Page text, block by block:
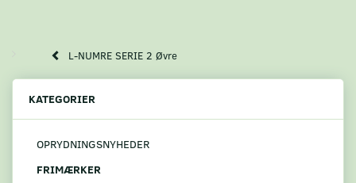
L-NUMRE SERIE 2 Øvre
KATEGORIER
OPRYDNINGSNYHEDER
FRIMÆRKER